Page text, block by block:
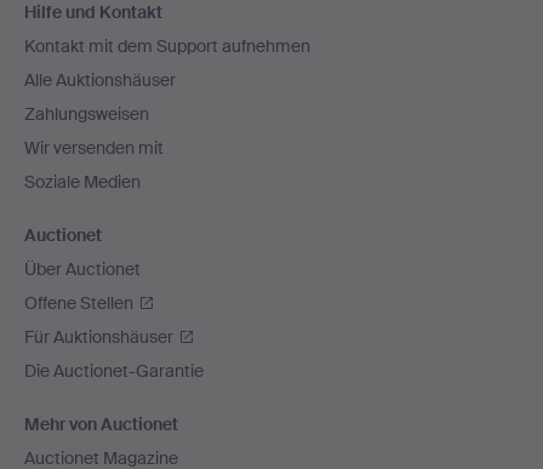
Navigation
Hilfe und Kontakt
Kontakt mit dem Support aufnehmen
Alle Auktionshäuser
Zahlungsweisen
Wir versenden mit
Soziale Medien
Auctionet
Über Auctionet
Offene Stellen
Für Auktionshäuser
Die Auctionet-Garantie
Mehr von Auctionet
Auctionet Magazine